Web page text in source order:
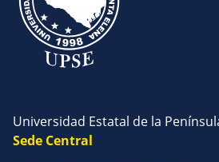
Universidad Estatal de la
Sede Central